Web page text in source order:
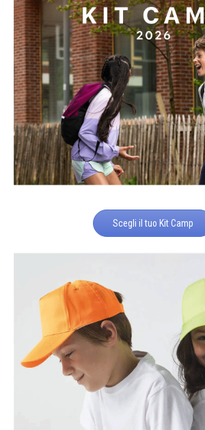
Scegli il tuo Kit Camp